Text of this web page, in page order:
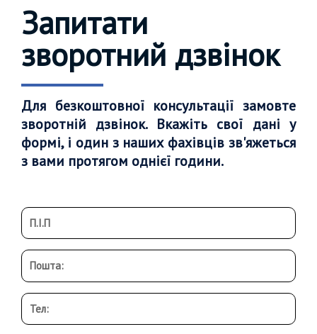
Запитати
зворотний дзвінок
Для безкоштовної консультації замовте
зворотній дзвінок. Вкажіть свої дані у
формі, і один з наших фахівців зв'яжеться
з вами протягом однієї години.